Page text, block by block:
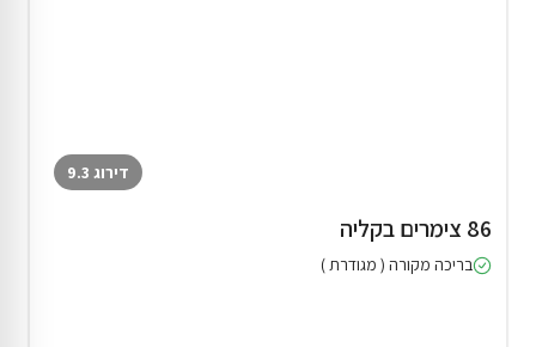
דירוג 9.3
86 צימרים בקליה
בריכה מקורה ( מגודרת )